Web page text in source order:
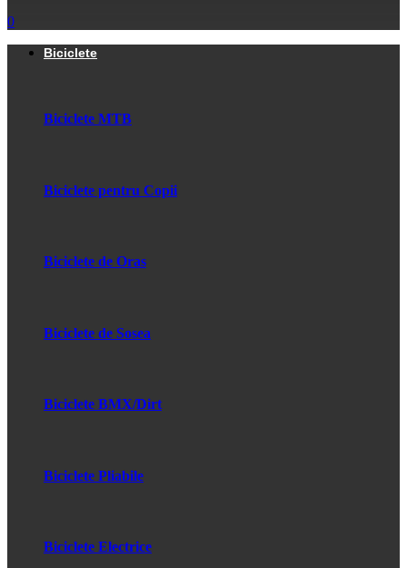
0
Biciclete
Biciclete MTB
Biciclete pentru Copii
Biciclete de Oras
Biciclete de Sosea
Biciclete BMX/Dirt
Biciclete Pliabile
Biciclete Electrice